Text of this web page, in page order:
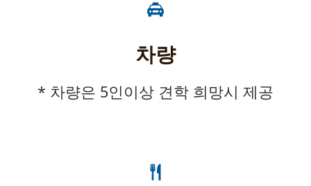
차량
* 차량은 5인이상 견학 희망시 제공